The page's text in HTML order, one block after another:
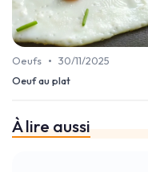
Oeufs • 30/11/2025
Oeuf au plat
À lire aussi